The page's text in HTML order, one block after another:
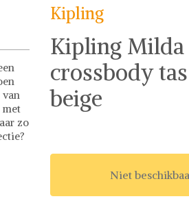
van
met
zo
Kipling
Kipling Milda
crossbody
beige
Niet